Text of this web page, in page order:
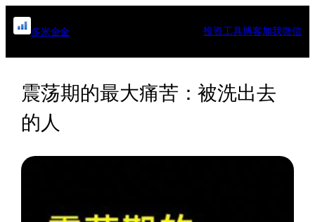
跳
至
多米金金 投资工具博客加我微信
震荡期的最大痛苦：被洗出去
的人